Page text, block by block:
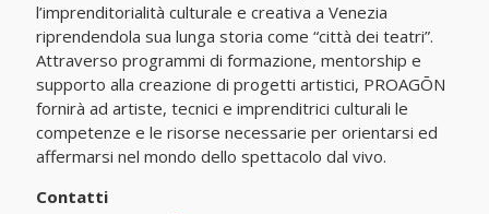
l’imprenditorialità culturale e creativa a Venezia
riprendendola sua lunga storia come “città dei teatri”.
Attraverso programmi di formazione, mentorship e
supporto alla creazione di progetti artistici, PROAGŌN
fornirà ad artiste, tecnici e imprenditrici culturali le
competenze e le risorse necessarie per orientarsi ed
affermarsi nel mondo dello spettacolo dal vivo.
Contatti